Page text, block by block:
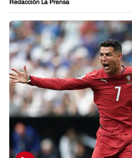
Redacción La Prensa